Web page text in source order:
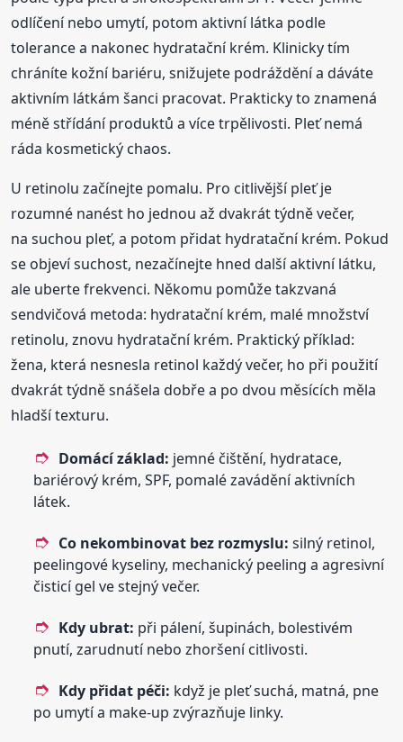
odlíčení nebo umytí, potom aktivní látka podle
tolerance a nakonec hydratační krém. Klinicky tím
chráníte kožní bariéru, snižujete podráždění a dáváte
aktivním látkám šanci pracovat. Prakticky to znamená
méně střídání produktů a více trpělivosti. Pleť nemá
ráda kosmetický chaos.
U retinolu začínejte pomalu. Pro citlivější pleť je
rozumné nanést ho jednou až dvakrát týdně večer,
na suchou pleť, a potom přidat hydratační krém. Pokud
se objeví suchost, nezačínejte hned další aktivní látku,
ale uberte frekvenci. Někomu pomůže takzvaná
sendvičová metoda: hydratační krém, malé množství
retinolu, znovu hydratační krém. Praktický příklad:
žena, která nesnesla retinol každý večer, ho při použití
dvakrát týdně snášela dobře a po dvou měsících měla
hladší texturu.
Domácí základ: jemné čištění, hydratace,
bariérový krém, SPF, pomalé zavádění aktivních
látek.
Co nekombinovat bez rozmyslu: silný retinol,
peelingové kyseliny, mechanický peeling a agresivní
čisticí gel ve stejný večer.
Kdy ubrat: při pálení, šupinách, bolestivém
pnutí, zarudnutí nebo zhoršení citlivosti.
Kdy přidat péči: když je pleť suchá, matná, pne
po umytí a make-up zvýrazňuje linky.